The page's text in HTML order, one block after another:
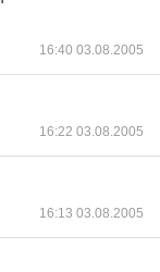
16:40 03.08.2005
16:22 03.08.2005
16:13 03.08.2005